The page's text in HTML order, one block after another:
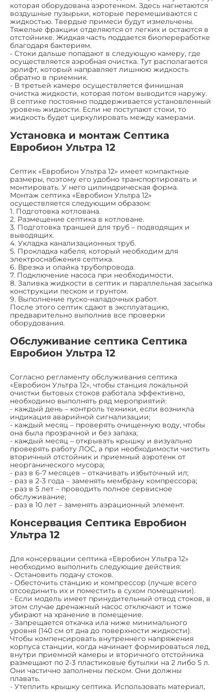
которая оборудована аэротенком. Здесь нагнетаются
воздушные пузырьки, которые перемешиваются с
жидкостью. Твердые примеси будут измельчены.
Тяжелые фракции отделяются от легких и остаются в
отстойнике. Жидкая часть поддается биопереработке
благодаря бактериям.
- Стоки дальше попадают в следующую камеру, где
осуществляется аэробная очистка. Тут располагается
эрлифт, который направляет лишнюю жидкость
обратно в приемник.
- В третьей камере осуществляется финишная
очистка жидкости, которая потом выводится наружу.
В септике постоянно поддерживается установленный
уровень жидкости. Если не поступают стоки, то
жидкость будет циркулировать между камерами.
Установка и монтаж Септика
Евробион Ультра 12
Септик «Евробион Ультра 12» имеет компактные
размеры, поэтому его удобно транспортировать и
монтировать. У него цилиндрическая форма.
Монтаж септика «Евробион Ультра 12»
осуществляется следующим образом:
1. Подготовка котлована.
2. Размещение септика в котловане.
3. Подготовка траншей для труб – подводящих и
выводящих.
4. Укладка канализационных труб.
5. Прокладка кабеля, который необходим для
электроснабжения септика.
6. Врезка и опайка трубопровода.
7. Подключение насоса при необходимости.
8. Заливка жидкости в септик и параллельная засыпка
конструкции песком и грунтом.
9. Выполнение пуско-наладочных работ.
После этого септик сдают в эксплуатацию,
предварительно выполнив все проверки
оборудования.
Обслуживание септика Септика
Евробион Ультра 12
Согласно регламенту обслуживания септика
«Евробион Ультра 12», чтобы станция локальной
очистки бытовых стоков работала эффективно,
необходимо выполнять ряд мероприятий:
- каждый день – контроль техники, если возникла
индикация аварийной сигнализации;
- каждый месяц – проверять очищенную воду, чтобы
она была прозрачной и без запаха;
- каждый месяц – открывать крышку и визуально
проверять работу ЛОС, а при необходимости чистить
вторичный отстойник и приемный аэротенк от
неорганического мусора;
- раз в 6-7 месяцев – откачивать избыточный ил;
- раз в 2-3 года – заменять мембрану компрессора;
- раз в 5 лет – проводить полное сервисное
обслуживание;
- раз в 10 лет – заменять аэрационный элемент.
Консервация Септика Евробион
Ультра 12
Для консервации септика «Евробион Ультра 12»
необходимо выполнить следующие действия:
- Остановить подачу стоков.
- Обесточить станцию и компрессор (лучше всего
отсоединить их и поместить в сухом помещении).
- Если модель имеет принудительный отвод стоков, в
этом случае дренажный насос отключают и тоже
убирают на хранение в помещение.
- Запрещается откачка ила ниже минимального
уровня (140 см от дна до поверхности жидкости).
Чтобы компенсировать внутреннего напряжения
корпуса станции, когда начинает формироваться лед,
внутри приемной камеры и вторичного отстойника
размещают по 2-3 пластиковые бутылки на 2 либо 5 л.
Они частично заполнены песком. Они должны
плавать.
- Утеплить крышку септика. Использовать материал,